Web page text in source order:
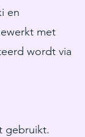
en
met
wordt via
gebruikt.